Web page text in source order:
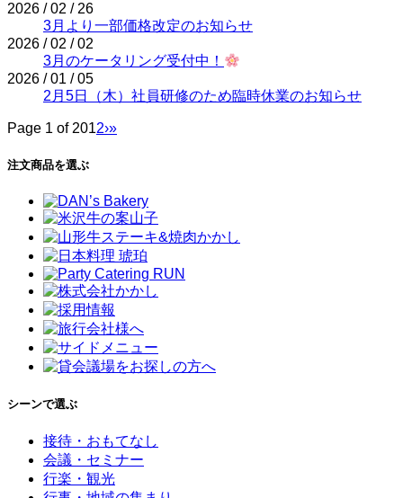
2026 / 02 / 26
3月より一部価格改定のお知らせ
2026 / 02 / 02
3月のケータリング受付中！
2026 / 01 / 05
2月5日（木）社員研修のため臨時休業のお知らせ
Page 1 of 2012›»
注文商品を選ぶ
シーンで選ぶ
接待・おもてなし
会議・セミナー
行楽・観光